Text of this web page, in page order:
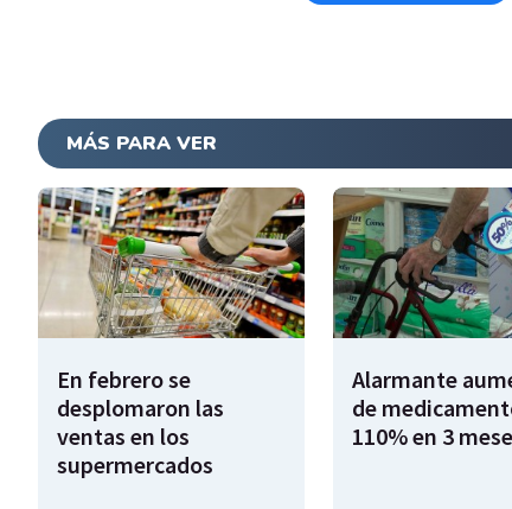
MÁS PARA VER
En febrero se
desplomaron las
ventas en los
supermercados
Alarmante
de
110% en 3